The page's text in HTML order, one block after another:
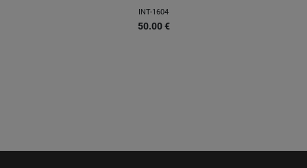
INT-1604
50.00 €